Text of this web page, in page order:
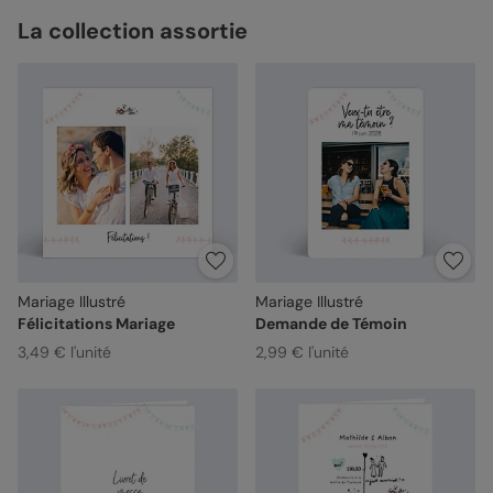
La collection assortie
Mariage Illustré
Félicitations Mariage
3,49 € l'unité
Mariage Illustré
Demande de Témoin
2,99 € l'unité